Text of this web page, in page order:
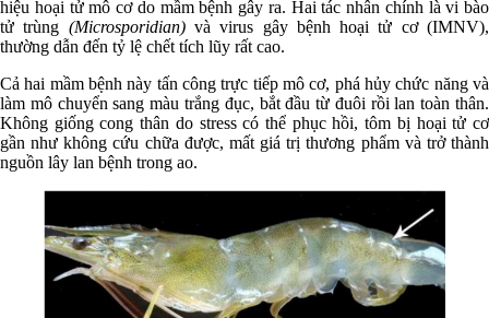
hiệu hoại tử mô cơ do mầm bệnh gây ra. Hai tác nhân chính là vi bào
tử trùng (Microsporidian)và virus gây bệnh hoại tử cơ (IMNV),
thường dẫn đến tỷ lệ chết tích lũy rất cao.
Cả hai mầm bệnh này tấn công trực tiếp mô cơ, phá hủy chức năng và
làm mô chuyển sang màu trắng đục, bắt đầu từ đuôi rồi lan toàn thân.
Không giống cong thân do stress có thể phục hồi, tôm bị hoại tử cơ
gần như không cứu chữa được, mất giá trị thương phẩm và trở thành
nguồn lây lan bệnh trong ao.